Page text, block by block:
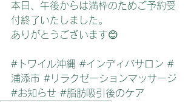
本日、午後からは満枠のためご予約受
付終了いたしました。
ありがとうございます😊
#トワイル沖縄 #インディバサロン #
浦添市 #リラクゼーションマッサージ
#お知らせ #脂肪吸引後のケア